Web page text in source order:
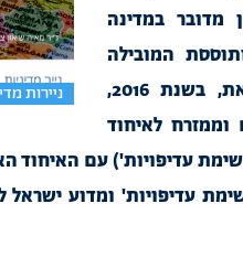
ניירות
מדובר במדינה
המובילה
בחדשנות ובתחומים רבים אחרים. עם זאת, בשנת 2016,
וממזרח לאיחוד
עדיפויות') עם האיחוד
עדיפויות' ומדוע